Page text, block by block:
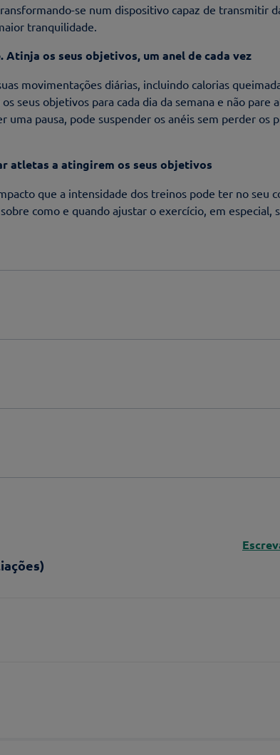
se num dispositivo capaz de transmitir
tranquilidade.
Atinja os seus objetivos, um anel de cada vez
movimentações diárias, incluindo calorias
seus objetivos para cada dia da semana e não pare
uma pausa, pode suspender os anéis sem perder os
atletas a atingirem os seus objetivos
que a intensidade dos treinos pode ter no seu
como e quando ajustar o exercício, em especial,